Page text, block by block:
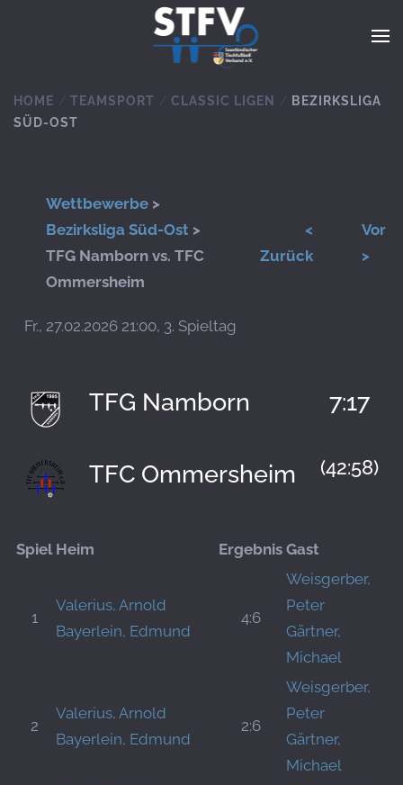
Zum Hauptinhalt springen
HOME TEAMSPORT CLASSIC LIGEN
BEZIRKSLIGA
SÜD-OST
Wettbewerbe >
Bezirksliga Süd-Ost >
TFG Namborn vs. TFC
Ommersheim
<
Zurück
Vor
>
Fr., 27.02.2026 21:00, 3. Spieltag
TFG Namborn 7:17
(42:58)
TFC Ommersheim
Spiel Heim Ergebnis Gast
1
Valerius, Arnold
Bayerlein, Edmund
4:6
Weisgerber,
Peter
Gärtner,
Michael
2
Valerius, Arnold
Bayerlein, Edmund
2:6
Weisgerber,
Peter
Gärtner,
Michael